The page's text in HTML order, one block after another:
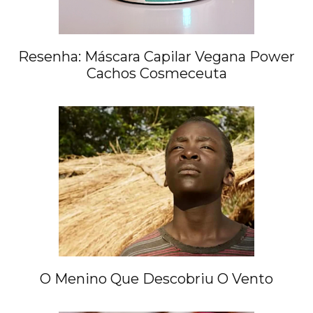
Resenha: Máscara Capilar Vegana Power
Cachos Cosmeceuta
O Menino Que Descobriu O Vento